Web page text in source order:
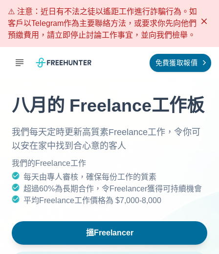
⚠️ 注意：近日有不法之徒以遙距工作進行詐騙行為。如
客戶以Telegram作為主要聯絡方法，或要求你先向他們
預繳費用，請立即停止討論工作事宜，並向我們檢舉。
免費獲取報價
八月的 Freelance工作板
我們每天定時更新高質素Freelance工作，令你可
以安在家中找到合心意的客人
我們的Freelance工作
每天由專人審核，確保每份工作的質素
超過60%為長期合作，令Freelancer獲得可持續機會
平均Freelance工作價格為 $7,000-8,000
搵Freelancer